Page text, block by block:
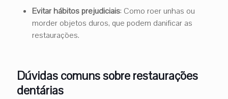
Evitar hábitos prejudiciais: Como roer unhas ou
morder objetos duros, que podem danificar as
restaurações.
Dúvidas comuns sobre restaurações
dentárias